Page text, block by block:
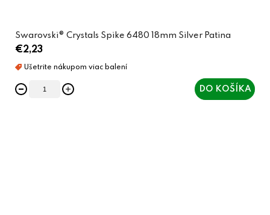
Swarovski® Crystals Spike 6480 18mm Silver Patina
€2,23
DO KOŠÍKA